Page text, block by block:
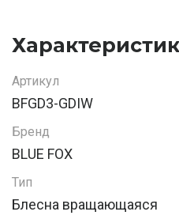
Артикул
BFGD3-GDIW
Бренд
BLUE FOX
Тип
Блесна вращающаяся